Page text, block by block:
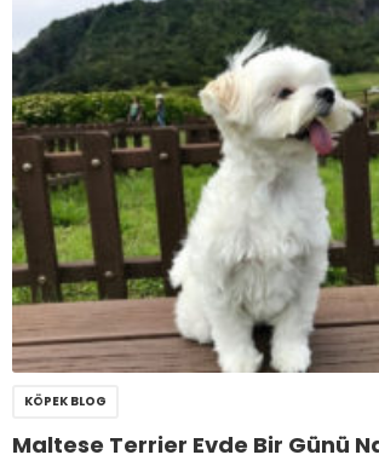
KÖPEK BLOG
Maltese Terrier Evde Bir Günü